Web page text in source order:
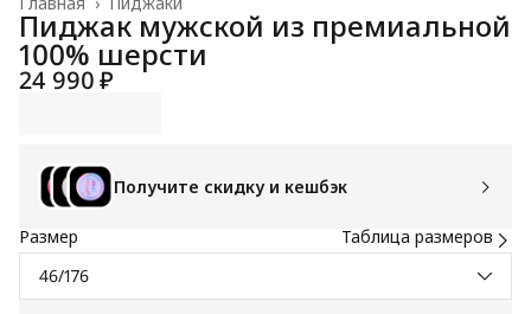
Пиджак мужской из премиальной
100% шерсти
24 990 ₽
Получите скидку и кешбэк
Размер
Таблица размеров
46/176